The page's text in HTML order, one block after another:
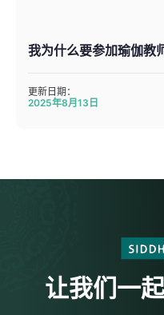
我为什么要参加瑜伽教
更新日期：
2025年8月13日
让我们一